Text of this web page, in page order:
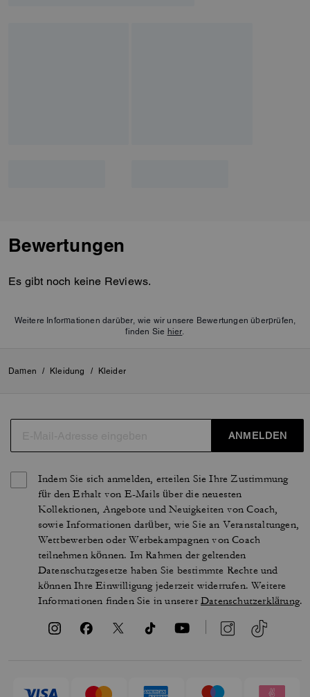
Bewertungen
Es gibt noch keine Reviews.
Weitere Informationen darüber, wie wir unsere Bewertungen überprüfen,
finden Sie hier.
Damen / Kleidung / Kleider
ANMELDEN
Indem Sie sich anmelden, erteilen Sie Ihre Zustimmung
für den Erhalt von E-Mails über die neuesten
Kollektionen, Angebote und Neuigkeiten von Coach,
sowie Informationen darüber, wie Sie an Veranstaltungen,
Wettbewerben oder Werbekampagnen von Coach
teilnehmen können. Im Rahmen der geltenden
Datenschutzgesetze haben Sie bestimmte Rechte und
können Ihre Einwilligung jederzeit widerrufen. Weitere
Informationen finden Sie in unsererDatenschutzerklärung.